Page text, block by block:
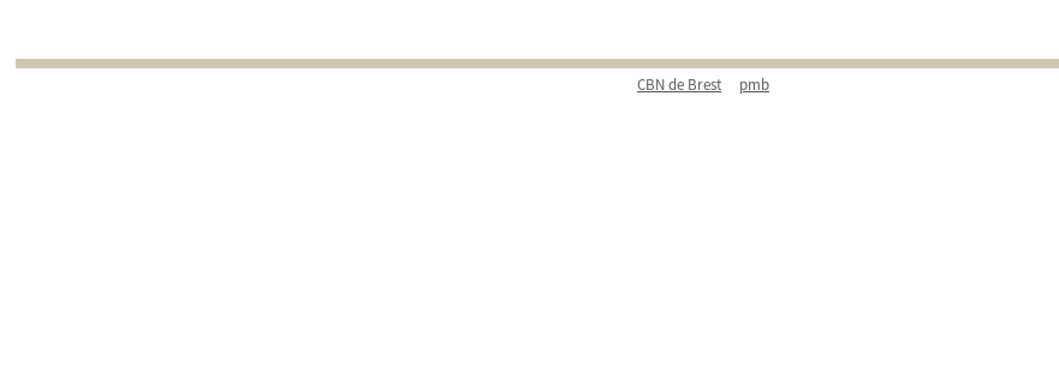
CBN de Brest pmb